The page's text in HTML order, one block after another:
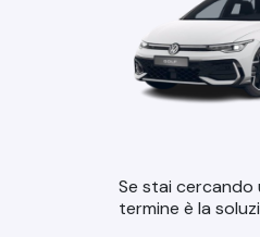
Se stai cercando
termine è la